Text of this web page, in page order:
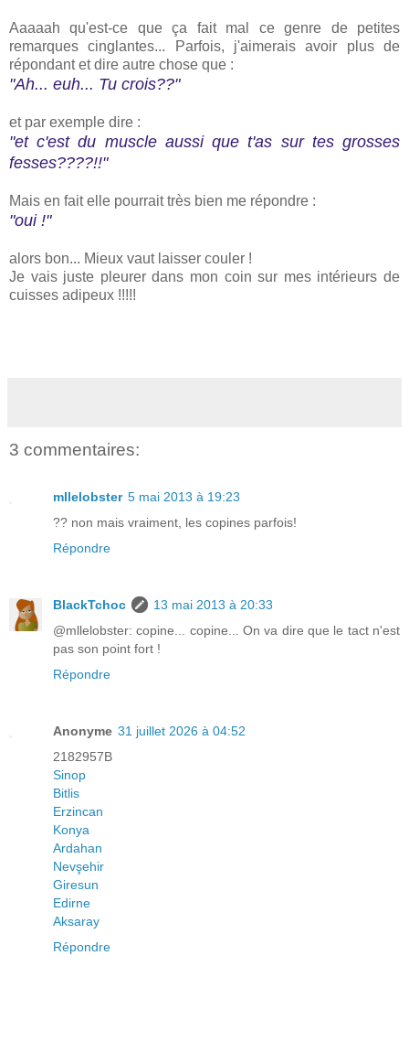
Aaaaah qu'est-ce que ça fait mal ce genre de petites
remarques cinglantes... Parfois, j'aimerais avoir plus de
répondant et dire autre chose que :
"Ah... euh... Tu crois??"
et par exemple dire :
"et c'est du muscle aussi que t'as sur tes grosses
fesses????!!"
Mais en fait elle pourrait très bien me répondre :
"oui !"
alors bon... Mieux vaut laisser couler !
Je vais juste pleurer dans mon coin sur mes intérieurs de
cuisses adipeux !!!!!
3 commentaires:
mllelobster 5 mai 2013 à 19:23
?? non mais vraiment, les copines parfois!
Répondre
BlackTchoc
13 mai 2013 à 20:33
@mllelobster: copine... copine... On va dire que le tact n'est
pas son point fort !
Répondre
Anonyme 31 juillet 2026 à 04:52
2182957B
Sinop
Bitlis
Erzincan
Konya
Ardahan
Nevşehir
Giresun
Edirne
Aksaray
Répondre